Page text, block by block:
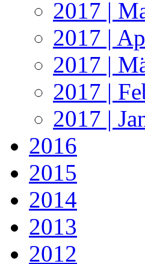
2017 |
2017 |
2017 |
2017 |
2017 |
2016
2015
2014
2013
2012